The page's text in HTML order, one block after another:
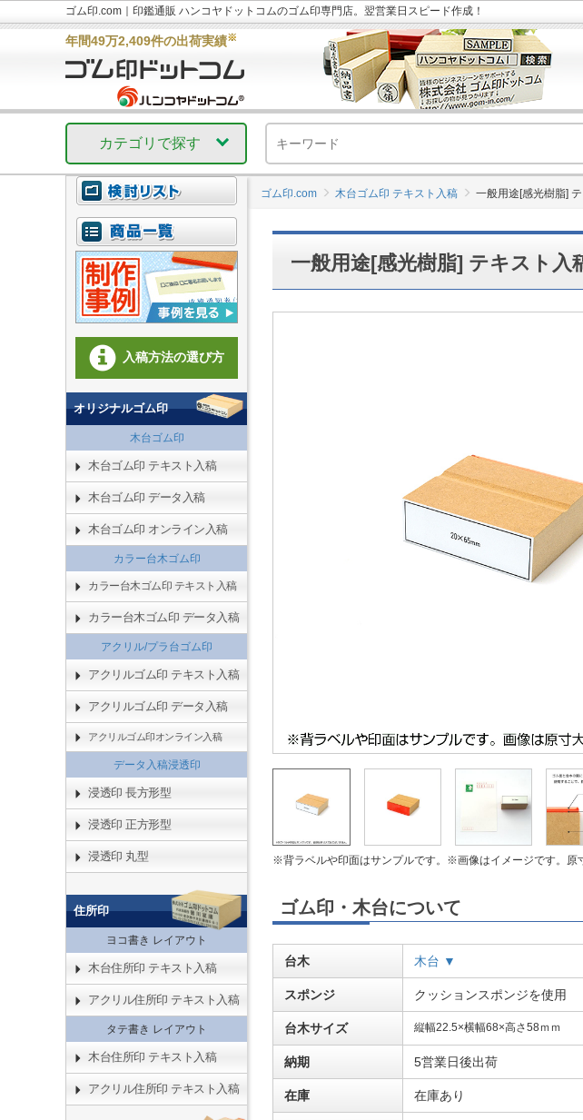
ゴム印.com｜印鑑通販 ハンコヤドットコムのゴム印専門店。翌営業日スピード作成！
年間49万2,409件の出荷実績※
カテゴリで探す
ゴム印.com 木台ゴム印 テキスト入稿 一般用途[感光樹脂]
一般用途[感光樹脂] テキスト入
※背ラベルや印面はサンプルです。※画像はイメージです。原
ゴム印・木台について
台木 木台 ▼
スポンジ クッションスポンジを使用
台木サイズ 縦幅22.5×横幅68×高さ58ｍｍ
納期 5営業日後出荷
在庫 在庫あり
入稿方法の選び方
オリジナルゴム印
木台ゴム印
木台ゴム印 テキスト入稿
木台ゴム印 データ入稿
木台ゴム印 オンライン入稿
カラー台木ゴム印
カラー台木ゴム印 テキスト入稿
カラー台木ゴム印 データ入稿
アクリル/プラ台ゴム印
アクリルゴム印 テキスト入稿
アクリルゴム印 データ入稿
アクリルゴム印オンライン入稿
データ入稿浸透印
浸透印 長方形型
浸透印 正方形型
浸透印 丸型
住所印
ヨコ書き レイアウト
木台住所印 テキスト入稿
アクリル住所印 テキスト入稿
タテ書き レイアウト
木台住所印 テキスト入稿
アクリル住所印 テキスト入稿